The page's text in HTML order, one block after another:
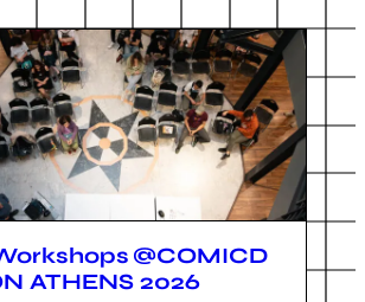
@COMICD
ATHENS 2026